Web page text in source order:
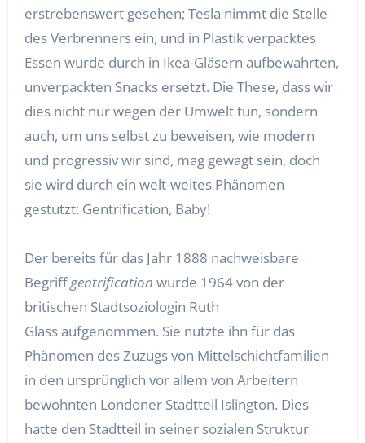
erstrebenswert gesehen; Tesla nimmt die Stelle
des Verbrenners ein, und in Plastik verpacktes
Essen wurde durch in Ikea-Gläsern aufbewahrten,
unverpackten Snacks ersetzt. Die These, dass wir
dies nicht nur wegen der Umwelt tun, sondern
auch, um uns selbst zu beweisen, wie modern
und progressiv wir sind, mag gewagt sein, doch
sie wird durch ein welt-weites Phänomen
gestutzt: Gentrification, Baby!
Der bereits für das Jahr 1888 nachweisbare
Begriffgentrification wurde 1964 von der
britischen Stadtsoziologin Ruth
Glass aufgenommen. Sie nutzte ihn für das
Phänomen des Zuzugs von Mittelschichtfamilien
in den ursprünglich vor allem von Arbeitern
bewohnten Londoner Stadtteil Islington. Dies
hatte den Stadtteil in seiner sozialen Struktur